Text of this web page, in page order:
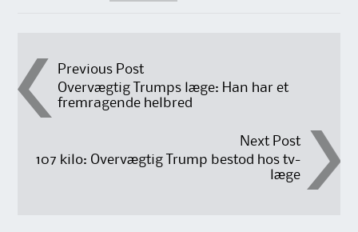
Post
navigation
Previous Post
Overvægtig Trumps læge: Han har et
fremragende helbred
Next Post
107 kilo: Overvægtig Trump bestod hos tv-
læge